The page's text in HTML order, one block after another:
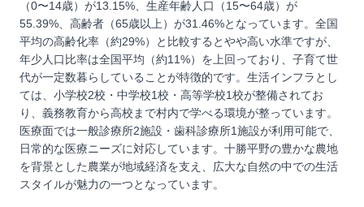
（0〜14歳）が13.15%、生産年齢人口（15〜64歳）が
55.39%、高齢者（65歳以上）が31.46%となっています。全国
平均の高齢化率（約29%）と比較するとやや高い水準ですが、
年少人口比率は全国平均（約11%）を上回っており、子育て世
代が一定数暮らしていることが特徴的です。生活インフラとし
ては、小学校2校・中学校1校・高等学校1校が整備されてお
り、義務教育から高校まで村内で学べる環境が整っています。
医療面では一般診療所2施設・歯科診療所1施設が利用可能で、
日常的な医療ニーズに対応しています。十勝平野の豊かな農地
を背景とした農業が地域経済を支え、広大な自然の中での生活
スタイルが魅力の一つとなっています。